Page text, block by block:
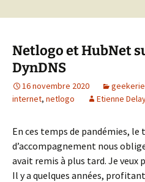
Netlogo et HubNet
DynDNS
16 novembre 2020
internet, netlogo Etienne
En ces temps de pandémies,
d’accompagnement nous
avait remis à plus tard. Je veux
Il y a quelques années, profitant